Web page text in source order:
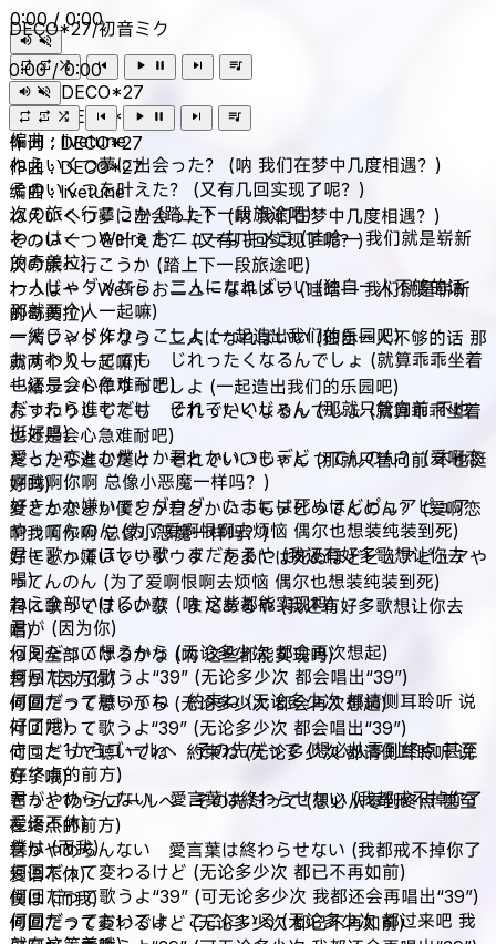
0:00 / 0:00
作词 : DECO*27
作曲 : DECO*27
编曲 : livetune
ねえいくつ夢に出会った？ (呐 我们在梦中几度相遇？)
そのいくつを叶えた？ (又有几回实现了呢？)
次の旅へ行こうか (踏上下一段旅途吧)
わっはー We’re おニューなキメラ (哇哈— 我们就是崭新
的奇美拉)
一人じゃダメなら 二人になればいい (独自一人不够的话
那就两个人一起嘛)
一緒ランド作りっこしよ (一起造出我们的乐园吧)
おすわりしてても じれったくなるんでしょ (就算乖乖坐着
也还是会心急难耐吧)
だったら進むだけ それでいいじゃん (那就只管向前 不也
挺好吗)
愛とか恋とか僕とか君とかいつもデビってんのん？ (爱啊恋
啊我啊你啊 总像小恶魔一样吗？)
好きとか嫌いでウダウダ たまには死ぬほどピュアピュア
やってんのん (为了爱啊恨啊去烦恼 偶尔也想装纯装到死)
君に歌ってほしい歌 まだあるや (我还有好多歌想让你去
唱)
ねえ全部いけるかな (呐 这些都能实现吗)
君が (因为你)
何回だって想うから (无论多少次 都会再次想起)
何回だって歌うよ“39” (无论多少次 都会唱出“39”)
何回だって聴いてね 約束ね (无论多少次 都请侧耳聆听 说
好了哦)
きっと1からゴールへ その先だって (想必从零到终点 甚至
在终点的前方)
君がやめらんない 愛言葉は終わらせない (我都戒不掉你了
爱语不休)
僕は (而我)
何回だって変わるけど (无论多少次 都已不再如前)
何回だって歌うよ“39” (可无论多少次 我都还会再唱出“39”)
何回だっておいでよ ここにいる (无论多少次 都过来吧 我
DECO*27/初音ミク
0:00 / 0:00
作词 : DECO*27
作曲 : DECO*27
编曲 : livetune
ねえいくつ夢に出会った？ (呐 我们在梦中几度相遇？)
そのいくつを叶えた？ (又有几回实现了呢？)
次の旅へ行こうか (踏上下一段旅途吧)
わっはー We’re おニューなキメラ (哇哈— 我们就是崭新
的奇美拉)
一人じゃダメなら 二人になればいい (独自一人不够的话 那
就两个人一起嘛)
一緒ランド作りっこしよ (一起造出我们的乐园吧)
おすわりしてても じれったくなるんでしょ (就算乖乖坐着
也还是会心急难耐吧)
だったら進むだけ それでいいじゃん (那就只管向前 不也挺
好吗)
愛とか恋とか僕とか君とかいつもデビってんのん？ (爱啊恋
啊我啊你啊 总像小恶魔一样吗？)
好きとか嫌いでウダウダ たまには死ぬほどピュアピュアや
ってんのん (为了爱啊恨啊去烦恼 偶尔也想装纯装到死)
君に歌ってほしい歌 まだあるや (我还有好多歌想让你去
唱)
ねえ全部いけるかな (呐 这些都能实现吗)
君が (因为你)
何回だって想うから (无论多少次 都会再次想起)
何回だって歌うよ“39” (无论多少次 都会唱出“39”)
何回だって聴いてね 約束ね (无论多少次 都请侧耳聆听 说
好了哦)
きっと1からゴールへ その先だって (想必从零到终点 甚至
在终点的前方)
君がやめらんない 愛言葉は終わらせない (我都戒不掉你了
爱语不休)
僕は (而我)
何回だって変わるけど (无论多少次 都已不再如前)